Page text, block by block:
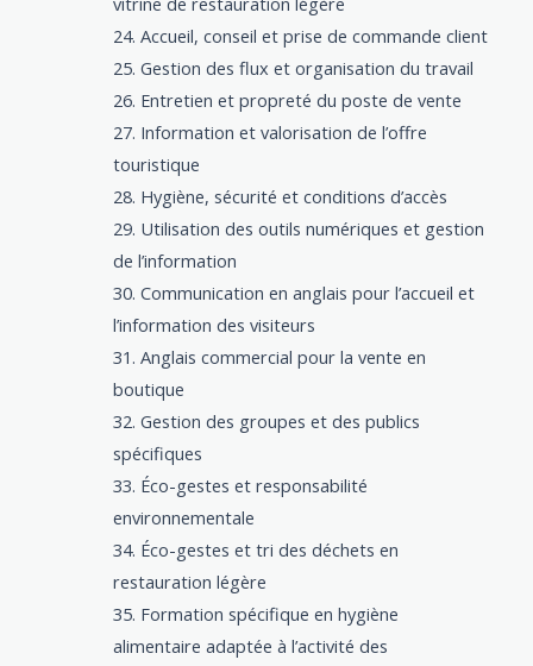
Accueil, conseil et prise de commande client
Gestion des flux et organisation du travail
Entretien et propreté du poste de vente
Information et valorisation de l’offre
touristique
Hygiène, sécurité et conditions d’accès
Utilisation des outils numériques et gestion
de l’information
Communication en anglais pour l’accueil et
l’information des visiteurs
Anglais commercial pour la vente en
boutique
Gestion des groupes et des publics
spécifiques
Éco-gestes et responsabilité
environnementale
Éco-gestes et tri des déchets en
restauration légère
Formation spécifique en hygiène
alimentaire adaptée à l’activité des